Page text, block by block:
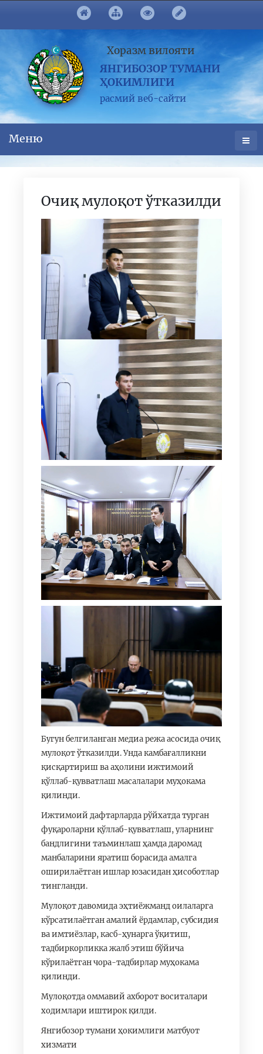
Хоразм вилояти
ЯНГИБОЗОР ТУМАНИ
ҲОКИМЛИГИ
расмий веб-сайти
Меню
Очиқ мулоқот ўтказилди
Бугун белгиланган медиа режа асосида очиқ
мулоқот ўтказилди. Унда камбағалликни
қисқартириш ва аҳолини ижтимоий
қўллаб-қувватлаш масалалари муҳокама
қилинди.
Ижтимоий дафтарларда рўйхатда турган
фуқароларни қўллаб-қувватлаш, уларнинг
бандлигини таъминлаш ҳамда даромад
манбаларини яратиш борасида амалга
оширилаётган ишлар юзасидан ҳисоботлар
тингланди.
Мулоқот давомида эҳтиёжманд оилаларга
кўрсатилаётган амалий ёрдамлар, субсидия
ва имтиёзлар, касб-ҳунарга ўқитиш,
тадбиркорликка жалб этиш бўйича
кўрилаётган чора-тадбирлар муҳокама
қилинди.
Мулоқотда оммавий ахборот воситалари
ходимлари иштирок қилди.
Янгибозор тумани ҳокимлиги матбуот
хизмати